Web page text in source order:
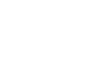
на берег